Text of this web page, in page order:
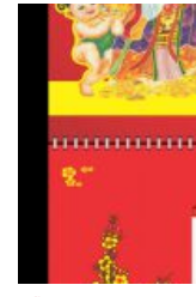
50.000 /m2. Thi [...] [...]